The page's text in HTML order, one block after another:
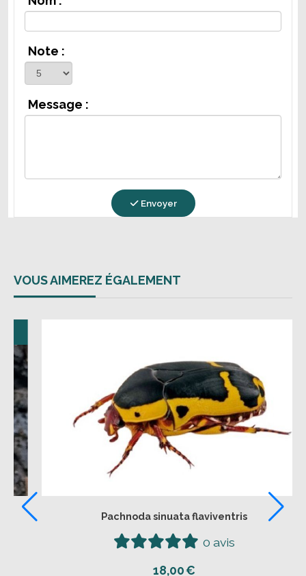
Note :
Message :
Envoyer
VOUS AIMEREZ ÉGALEMENT